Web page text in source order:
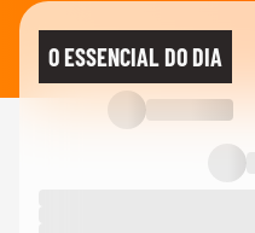
O ESSENCIAL DO DIA